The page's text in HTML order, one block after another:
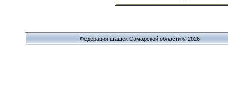
Федерация шашек Самарской области © 2026